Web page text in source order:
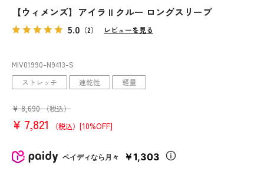
【ウィメンズ】アイラ II クルー ロングスリーブ
5.0 （2） レビューを見る
MIV01990-N9413-S
ストレッチ 速乾性 軽量
¥ 8,690 （税込）
¥ 7,821 （税込） [10%OFF]
ペイディなら月々 ￥1,303